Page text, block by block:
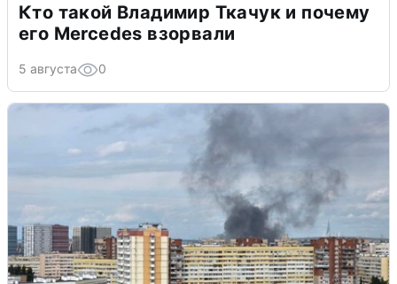
Кто такой Владимир Ткачук и почему
его Mercedes взорвали
5 августа 0